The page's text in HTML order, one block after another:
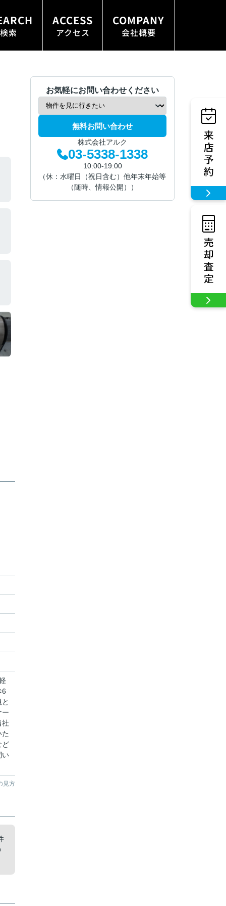
索
ACCESS
アクセス
COMPANY
会社概要
6
ー
社
ど
い
見方
お気軽にお問い合わせください
無料お問い合わせ
株式会社アルク
03-5338-1338
10:00-19:00
（休：水曜日（祝日含む）他年末年始等
（随時、情報公開））